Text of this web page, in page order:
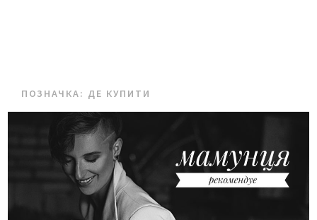
ПОЗНАЧКА: ДЕ КУПИТИ